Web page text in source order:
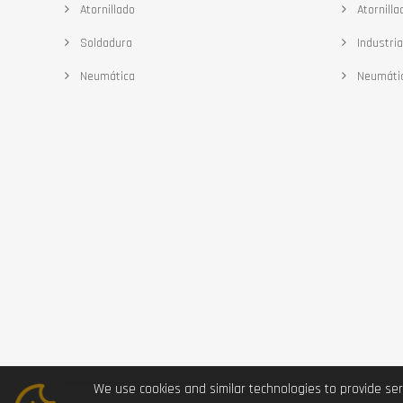
Atornillado
Soldadura
Neumática
We use cookies and similar technologies to provide